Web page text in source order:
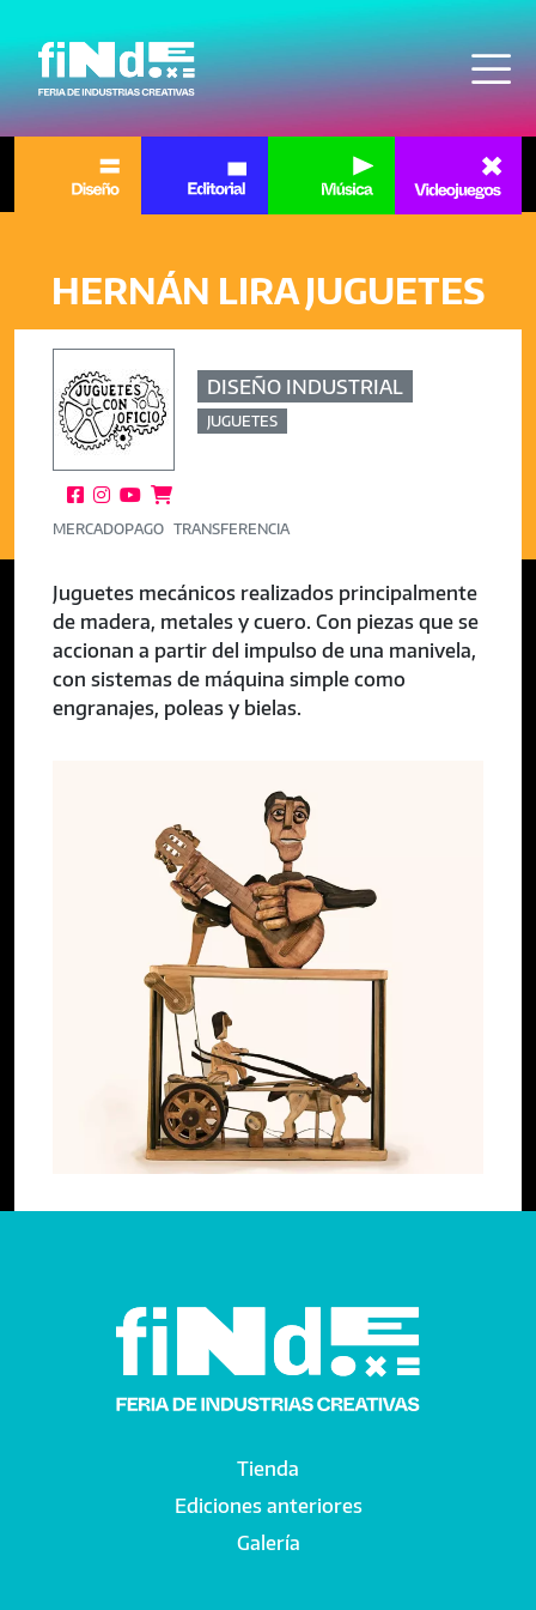
HERNÁN LIRA JUGUETES
DISEÑO INDUSTRIAL
JUGUETES
   
MERCADOPAGO TRANSFERENCIA
Juguetes mecánicos realizados principalmente
de madera, metales y cuero. Con piezas que se
accionan a partir del impulso de una manivela,
con sistemas de máquina simple como
engranajes, poleas y bielas.
Tienda
Ediciones anteriores
Galería